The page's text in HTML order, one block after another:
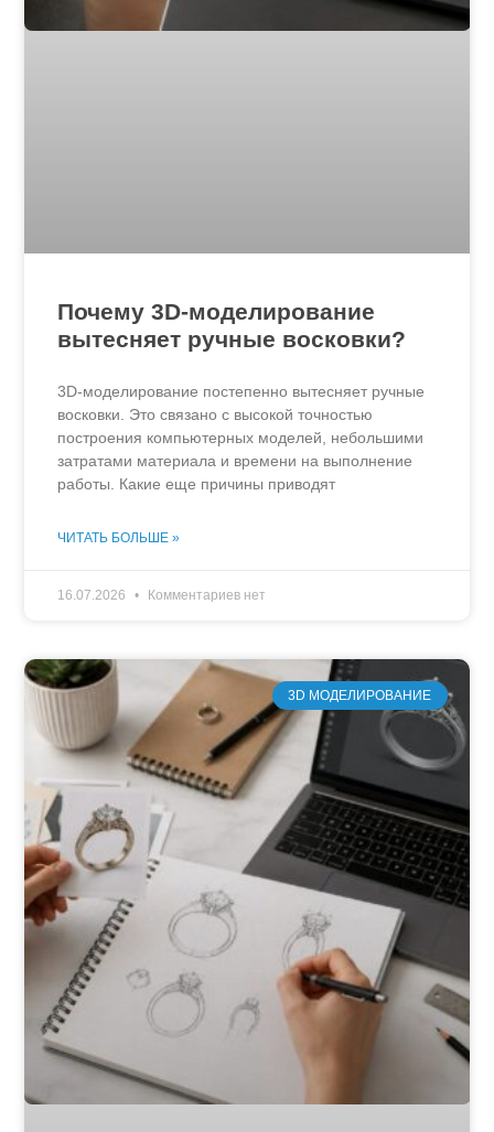
Почему 3D-моделирование
вытесняет ручные восковки?
3D-моделирование постепенно вытесняет ручные
восковки. Это связано с высокой точностью
построения компьютерных моделей, небольшими
затратами материала и времени на выполнение
работы. Какие еще причины приводят
ЧИТАТЬ БОЛЬШЕ »
16.07.2026 Комментариев нет
3D МОДЕЛИРОВАНИЕ